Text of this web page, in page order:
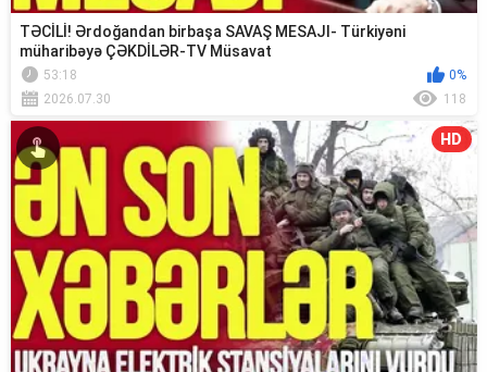
TƏCİLİ! Ərdoğandan birbaşa SAVAŞ MESAJI- Türkiyəni
müharibəyə ÇƏKDİLƏR-TV Müsavat
53:18
0%
2026.07.30
118
HD